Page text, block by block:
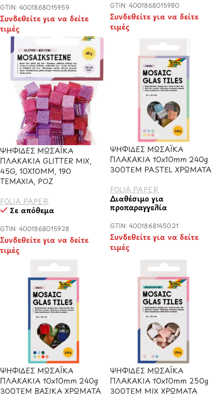
GTIN: 4001868015959
Συνδεθείτε για να δείτε
τιμές
GTIN: 4001868015980
Συνδεθείτε για να δείτε
τιμές
ΨΗΦΙΔΕΣ ΜΩΣΑΪΚΑ
ΠΛΑΚΑΚΙΑ GLITTER MIX,
45G, 10X10MM, 190
ΤΕΜΑΧΙΑ, ΡΟΖ
FOLIA PAPER
Σε απόθεμα
GTIN: 4001868015928
Συνδεθείτε για να δείτε
τιμές
ΨΗΦΙΔΕΣ ΜΩΣΑΪΚΑ
ΠΛΑΚΑΚΙΑ 10x10mm 240g
300ΤΕΜ PASTEL ΧΡΩΜΑΤΑ
FOLIA PAPER
Διαθέσιμο για
προπαραγγελία
GTIN: 4001868145021
Συνδεθείτε για να δείτε
τιμές
ΨΗΦΙΔΕΣ ΜΩΣΑΪΚΑ
ΠΛΑΚΑΚΙΑ 10x10mm 240g
300ΤΕΜ ΒΑΣΙΚΑ ΧΡΩΜΑΤΑ
ΨΗΦΙΔΕΣ ΜΩΣΑΪΚΑ
ΠΛΑΚΑΚΙΑ 10x10mm 250g
300ΤΕΜ ΜΙΧ ΧΡΩΜΑΤΑ